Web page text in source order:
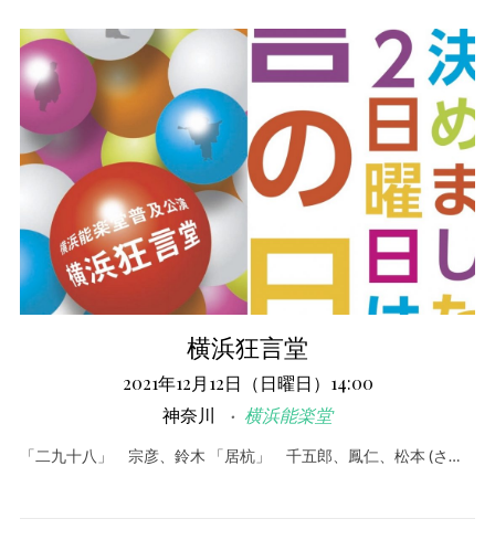
横浜狂言堂
2021年12月12日（日曜日）14:00
神奈川
横浜能楽堂
「二九十八」 宗彦、鈴木 「居杭」 千五郎、鳳仁、松本 (さ…